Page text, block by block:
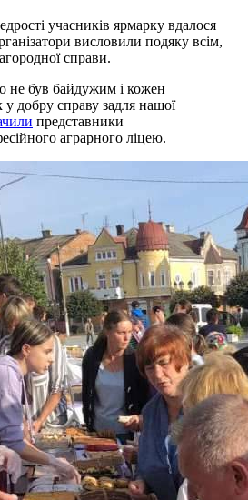
учасників ярмарку вдалося
висловили подяку всім,
справи.
не був байдужим і кожен
у добру справу задля нашої
представники
аграрного ліцею.